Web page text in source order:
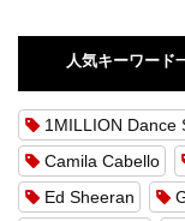
人気キーワード
1MILLION Dance
Camila Cabello
Ed Sheeran